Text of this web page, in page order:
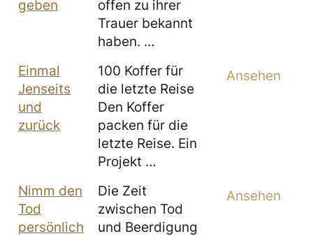
geben
offen zu ihrer
Trauer bekannt
haben. …
Einmal
Jenseits
und
zurück
100 Koffer für
die letzte Reise
Den Koffer
packen für die
letzte Reise. Ein
Projekt …
Ansehen
Nimm den
Tod
persönlich
Die Zeit
zwischen Tod
und Beerdigung
Ansehen